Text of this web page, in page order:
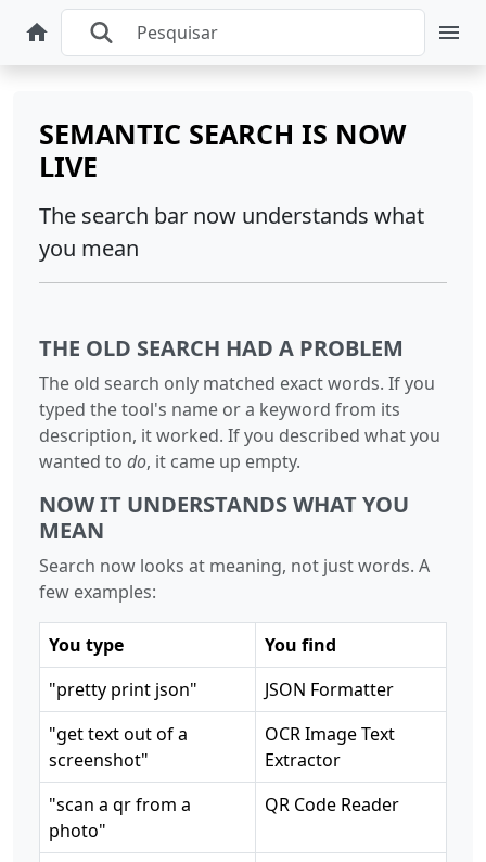
SEMANTIC SEARCH IS NOW
LIVE
The search bar now understands what
you mean
THE OLD SEARCH HAD A PROBLEM
The old search only matched exact words. If you
typed the tool's name or a keyword from its
description, it worked. If you described what you
wanted to do, it came up empty.
NOW IT UNDERSTANDS WHAT YOU
MEAN
Search now looks at meaning, not just words. A
few examples:
You type
You find
"pretty print json"
JSON Formatter
"get text out of a
screenshot"
OCR Image Text
Extractor
"scan a qr from a
photo"
QR Code Reader